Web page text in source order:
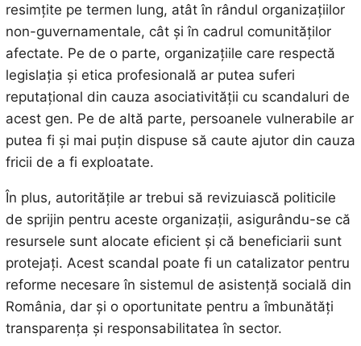
resimțite pe termen lung, atât în rândul organizațiilor
non-guvernamentale, cât și în cadrul comunităților
afectate. Pe de o parte, organizațiile care respectă
legislația și etica profesională ar putea suferi
reputațional din cauza asociativității cu scandaluri de
acest gen. Pe de altă parte, persoanele vulnerabile ar
putea fi și mai puțin dispuse să caute ajutor din cauza
fricii de a fi exploatate.
În plus, autoritățile ar trebui să revizuiască politicile
de sprijin pentru aceste organizații, asigurându-se că
resursele sunt alocate eficient și că beneficiarii sunt
protejați. Acest scandal poate fi un catalizator pentru
reforme necesare în sistemul de asistență socială din
România, dar și o oportunitate pentru a îmbunătăți
transparența și responsabilitatea în sector.